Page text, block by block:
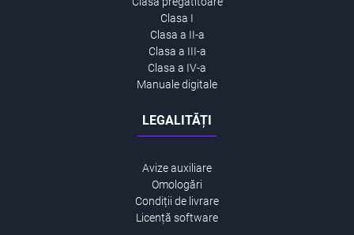
Clasa I
Clasa a II-a
Clasa a III-a
Clasa a IV-a
Manuale digitale
LEGALITĂȚI
Avize auxiliare
Omologări
Condiții de livrare
Licență software